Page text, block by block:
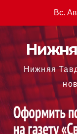
содержимому
Вс.
Нижняя